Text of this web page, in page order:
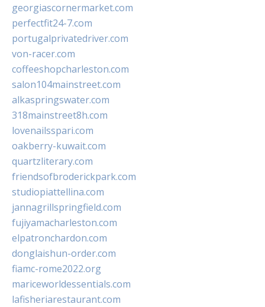
georgiascornermarket.com
perfectfit24-7.com
portugalprivatedriver.com
von-racer.com
coffeeshopcharleston.com
salon104mainstreet.com
alkaspringswater.com
318mainstreet8h.com
lovenailsspari.com
oakberry-kuwait.com
quartzliterary.com
friendsofbroderickpark.com
studiopiattellina.com
jannagrillspringfield.com
fujiyamacharleston.com
elpatronchardon.com
donglaishun-order.com
fiamc-rome2022.org
mariceworldessentials.com
lafisheriarestaurant.com